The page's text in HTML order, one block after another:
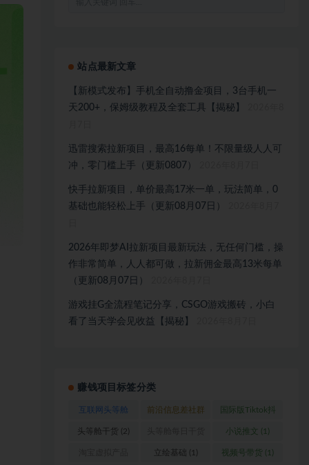
站点最新文章
【新模式发布】手机全自动撸金项目，3台手机一
天200+，保姆级教程及全套工具【揭秘】
迅雷搜索拉新项目，最高16每单！不限量级人人可
冲，零门槛上手（更新0807）
快手拉新项目，单价最高17米一单，玩法简单，0
基础也能轻松上手（更新08月07日）
2026年即梦AI拉新项目最新玩法，无任何门槛，操
作非常简单，人人都可做，拉新佣金最高13米每单
（更新08月07日）
游戏挂G全流程笔记分享，CSGO游戏搬砖，小白
看了当天学会见收益【揭秘】
赚钱项目标签分类
互联网头等舱
(1)
前沿信息差社群 国际版Tiktok抖
音运营(1)
头等舱干货 (2)
(1)
小说推文 (1)
立绘基础 (1) 视频号带货 (1)